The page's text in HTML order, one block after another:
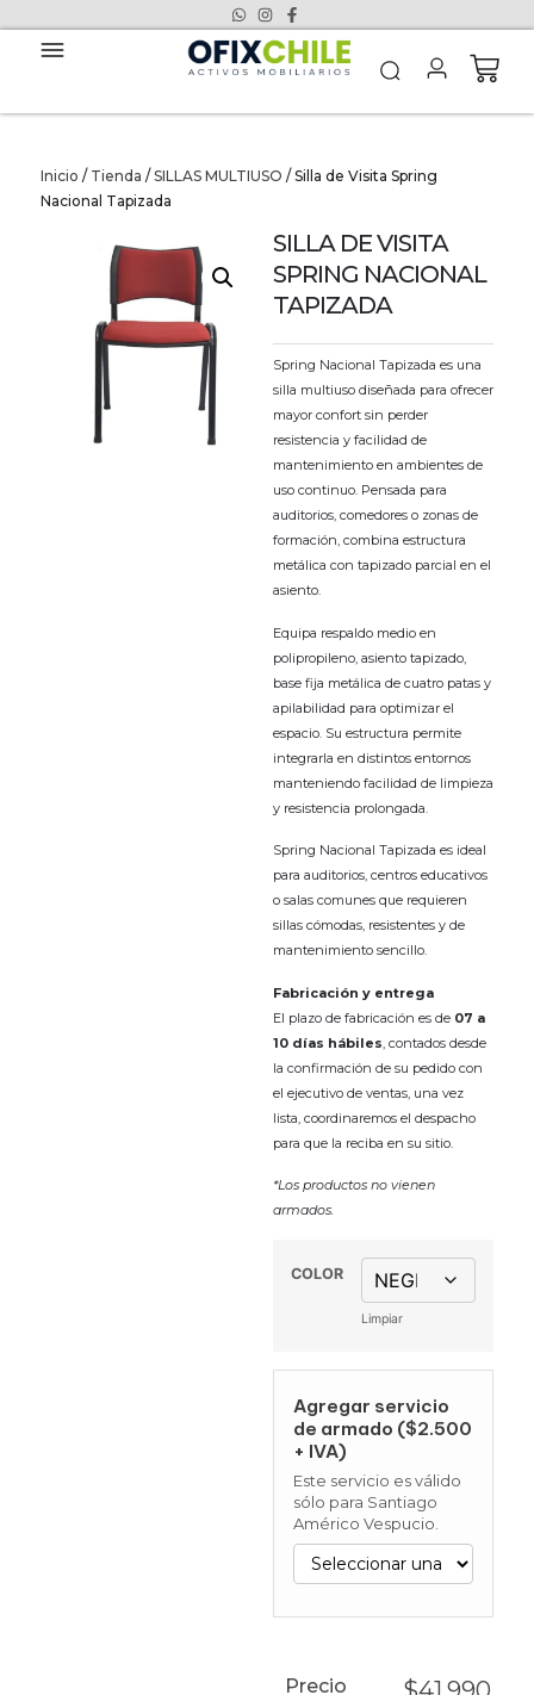
Inicio / Tienda / SILLAS MULTIUSO / Silla de Visita Spring
Nacional Tapizada
SILLA DE VISITA
SPRING NACIONAL
TAPIZADA
Spring Nacional Tapizada es una
silla multiuso diseñada para ofrecer
mayor confort sin perder
resistencia y facilidad de
mantenimiento en ambientes de
uso continuo. Pensada para
auditorios, comedores o zonas de
formación, combina estructura
metálica con tapizado parcial en el
asiento.
Equipa respaldo medio en
polipropileno, asiento tapizado,
base fija metálica de cuatro patas y
apilabilidad para optimizar el
espacio. Su estructura permite
integrarla en distintos entornos
manteniendo facilidad de limpieza
y resistencia prolongada.
Spring Nacional Tapizada es ideal
para auditorios, centros educativos
o salas comunes que requieren
sillas cómodas, resistentes y de
mantenimiento sencillo.
Fabricación y entrega
El plazo de fabricación es de 07 a
10 días hábiles , contados desde
la confirmación de su pedido con
el ejecutivo de ventas, una vez
lista, coordinaremos el despacho
para que la reciba en su sitio.
*Los productos no vienen
armados.
COLOR
Limpiar
Agregar servicio
de armado ($2.500
+ IVA)
Este servicio es válido
sólo para Santiago
Américo Vespucio.
Precio